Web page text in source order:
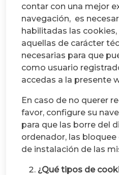
contar con una mejor
navegación, es
habilitadas las
aquellas de carácter
necesarias para que
como usuario
accedas a la presente
En caso de no querer
favor, configure su
para que las borre del
ordenador, las bloquee
de instalación de las
¿Qué tipos de